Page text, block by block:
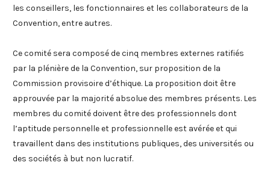
les conseillers, les fonctionnaires et les collaborateurs de la
Convention, entre autres.
Ce comité sera composé de cinq membres externes ratifiés
par la plénière de la Convention, sur proposition de la
Commission provisoire d’éthique. La proposition doit être
approuvée par la majorité absolue des membres présents. Les
membres du comité doivent être des professionnels dont
l’aptitude personnelle et professionnelle est avérée et qui
travaillent dans des institutions publiques, des universités ou
des sociétés à but non lucratif.